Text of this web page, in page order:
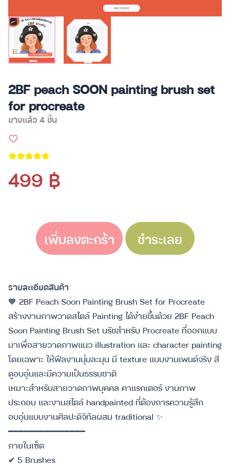
2BF peach SOON painting brush set
for procreate
ขายแล้ว 4 ชิ้น
499 ฿
เพิ่มลงตะกร้า ชำระเลย
รายละเอียดสินค้า
🧡 2BF Peach Soon Painting Brush Set for Procreate
สร้างงานภาพวาดสไตล์ Painting ได้ง่ายขึ้นด้วย 2BF Peach
Soon Painting Brush Set บรัชสำหรับ Procreate ที่ออกแบบ
มาเพื่อสายวาดภาพแนว illustration และ character painting
โดยเฉพาะ ให้ฟีลงานนุ่มละมุน มี texture แบบงานเพนต์จริง สี
ดูอบอุ่นและมีความเป็นธรรมชาติ
เหมาะสำหรับสายวาดภาพบุคคล คาแรกเตอร์ งานภาพ
ประกอบ และงานสไตล์ handpainted ที่ต้องการความรู้สึก
อบอุ่นแบบงานศิลปะดิจิทัลผสม traditional ✨
━━━━━━━━━━━━━━━
ภายในเซ็ต
✔ 5 Brushes